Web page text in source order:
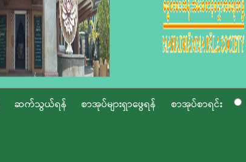
ဆက်သွယ်ရန် စာအုပ်များရှာဖွေရန် စာအုပ်စာရင်း